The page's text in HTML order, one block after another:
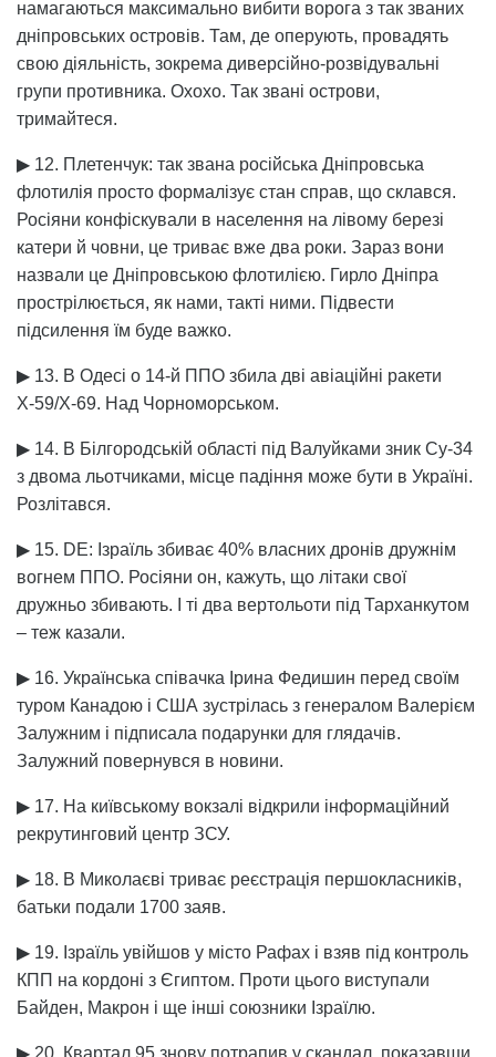
намагаються максимально вибити ворога з так званих
дніпровських островів. Там, де оперують, провадять
свою діяльність, зокрема диверсійно-розвідувальні
групи противника. Охохо. Так звані острови,
тримайтеся.
▶ 12. Плетенчук: так звана російська Дніпровська
флотилія просто формалізує стан справ, що склався.
Росіяни конфіскували в населення на лівому березі
катери й човни, це триває вже два роки. Зараз вони
назвали це Дніпровською флотилією. Гирло Дніпра
прострілюється, як нами, такті ними. Підвести
підсилення їм буде важко.
▶ 13. В Одесі о 14-й ППО збила дві авіаційні ракети
Х-59/Х-69. Над Чорноморськом.
▶ 14. В Білгородській області під Валуйками зник Су-34
з двома льотчиками, місце падіння може бути в Україні.
Розлітався.
▶ 15. DE: Ізраїль збиває 40% власних дронів дружнім
вогнем ППО. Росіяни он, кажуть, що літаки свої
дружньо збивають. І ті два вертольоти під Тарханкутом
– теж казали.
▶ 16. Українська співачка Ірина Федишин перед своїм
туром Канадою і США зустрілась з генералом Валерієм
Залужним і підписала подарунки для глядачів.
Залужний повернувся в новини.
▶ 17. На київському вокзалі відкрили інформаційний
рекрутинговий центр ЗСУ.
▶ 18. В Миколаєві триває реєстрація першокласників,
батьки подали 1700 заяв.
▶ 19. Ізраїль увійшов у місто Рафах і взяв під контроль
КПП на кордоні з Єгиптом. Проти цього виступали
Байден, Макрон і ще інші союзники Ізраїлю.
▶ 20. Квартал 95 знову потрапив у скандал, показавши